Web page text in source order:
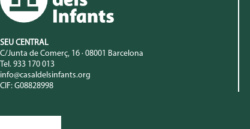
SEU CENTRAL
C/Junta de Comerç, 16 · 08001 Barcelona
Tel. 933 170 013
info@casaldelsinfants.org
CIF: G08828998